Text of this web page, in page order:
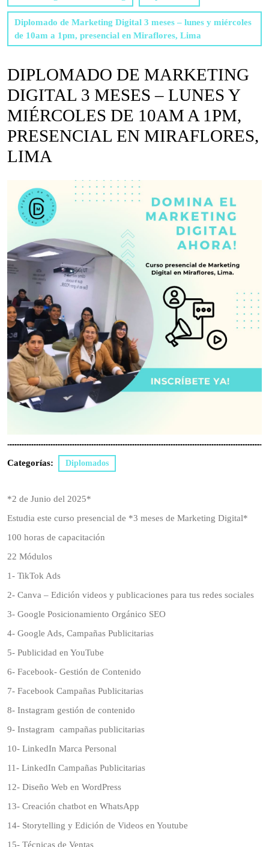
Diplomado de Marketing Digital 3 meses – lunes y miércoles
de 10am a 1pm, presencial en Miraflores, Lima
DIPLOMADO DE MARKETING
DIGITAL 3 MESES – LUNES Y
MIÉRCOLES DE 10AM A 1PM,
PRESENCIAL EN MIRAFLORES,
LIMA
Categorías: Diplomados
*2 de Junio del 2025*
Estudia este curso presencial de *3 meses de Marketing Digital*
100 horas de capacitación
22 Módulos
1- TikTok Ads
2- Canva – Edición videos y publicaciones para tus redes sociales
3- Google Posicionamiento Orgánico SEO
4- Google Ads, Campañas Publicitarias
5- Publicidad en YouTube
6- Facebook- Gestión de Contenido
7- Facebook Campañas Publicitarias
8- Instagram gestión de contenido
9- Instagram campañas publicitarias
10- LinkedIn Marca Personal
11- LinkedIn Campañas Publicitarias
12- Diseño Web en WordPress
13- Creación chatbot en WhatsApp
14- Storytelling y Edición de Videos en Youtube
15- Técnicas de Ventas